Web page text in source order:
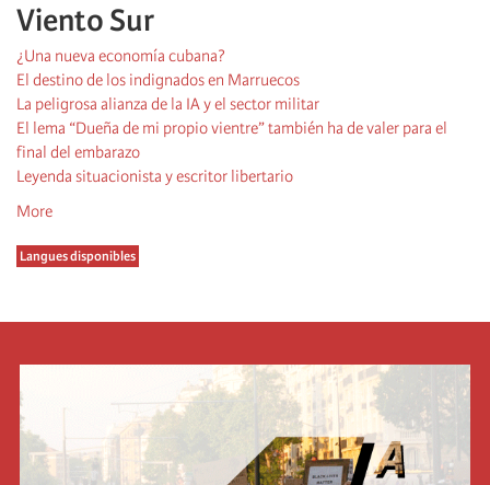
Viento Sur
¿Una nueva economía cubana?
El destino de los indignados en Marruecos
La peligrosa alianza de la IA y el sector militar
El lema “Dueña de mi propio vientre” también ha de valer para el
final del embarazo
Leyenda situacionista y escritor libertario
More
Langues disponibles